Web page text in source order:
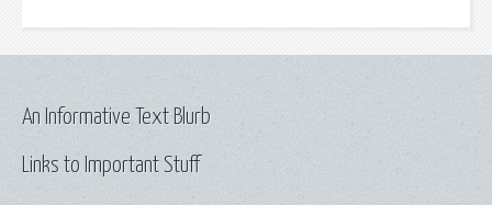
Links to Important Stuff
An Informative Text Blurb